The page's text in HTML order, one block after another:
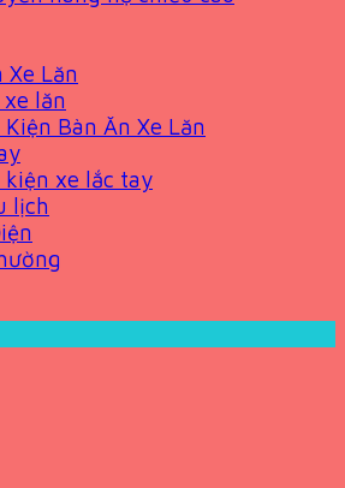
Xe Lăn
lăn
Kiện Bàn Ăn Xe Lăn
kiện xe lắc tay
lịch